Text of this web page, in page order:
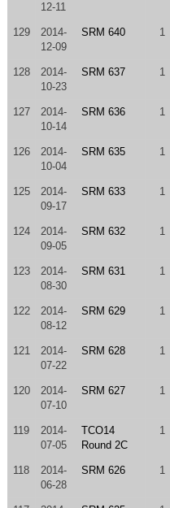
12-11
129
2014-
12-09
SRM 640 1
128
2014-
10-23
SRM 637 1
127
2014-
10-14
SRM 636 1
126
2014-
10-04
SRM 635 1
125
2014-
09-17
SRM 633 1
124
2014-
09-05
SRM 632 1
123
2014-
08-30
SRM 631 1
122
2014-
08-12
SRM 629 1
121
2014-
07-22
SRM 628 1
120
2014-
07-10
SRM 627 1
119
2014-
07-05
TCO14
Round 2C
1
118
2014-
06-28
SRM 626 1